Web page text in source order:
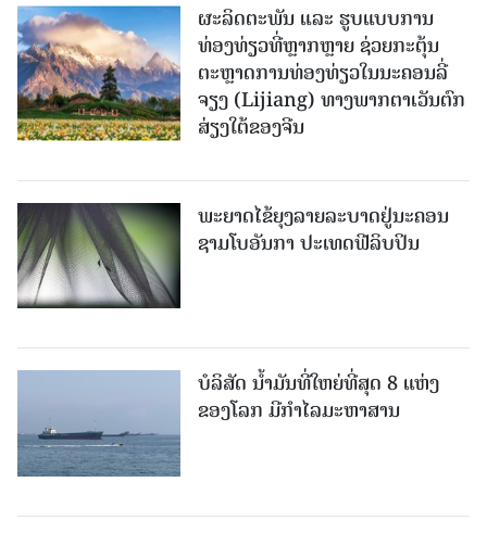
ຜະລິດຕະພັນ ແລະ ຮູບແບບການ
ທ່ອງທ່ຽວທີ່ຫຼາກຫຼາຍ ຊ່ວຍກະຕຸ້ນ
ຕະຫຼາດການທ່ອງທ່ຽວໃນນະຄອນລີ່
ຈຽງ (Lijiang) ທາງພາກຕາເວັນຕົກ
ສ່ຽງໃຕ້ຂອງຈີນ
ພະຍາດໄຂ້ຍຸງລາຍລະບາດຢູ່ນະຄອນ
ຊາມໂບ​ອັນກາ ປະເທດຟີລິບປິນ
ບໍລິສັດ ນ້ຳມັນທີ່ໃຫຍ່ທີ່ສຸດ 8 ແຫ່ງ
ຂອງໂລກ ມີກຳໄລມະຫາສານ